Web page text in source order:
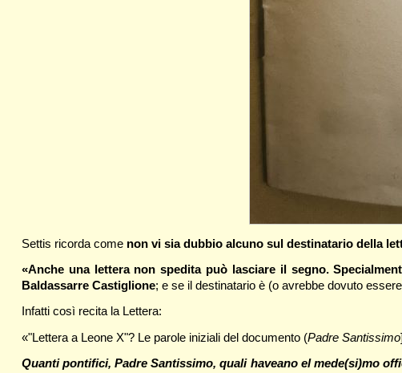
Settis ricorda come non vi sia dubbio alcuno sul destinatario della
«Anche una lettera non spedita può lasciare il segno.
Baldassarre Castiglione; e se il destinatario è (o avrebbe dovuto
Infatti così recita la Lettera:
«"Lettera a Leone X"? Le parole iniziali del documento (Padre Santissimo
Quanti pontifici, Padre Santissimo, quali haveano el mede(si)mo